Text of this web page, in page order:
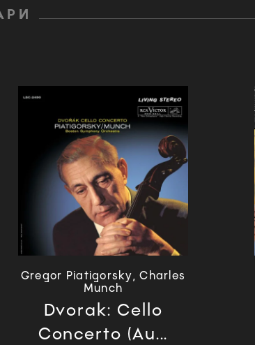
Gregor Piatigorsky, Charles
Munch
Dvorak: Cello
Concerto (Au...